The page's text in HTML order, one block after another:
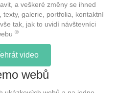
a veškeré změny se ihned
galerie, portfolia, kontaktní
tak, jak to uvidí návštevníci
®
video
webů